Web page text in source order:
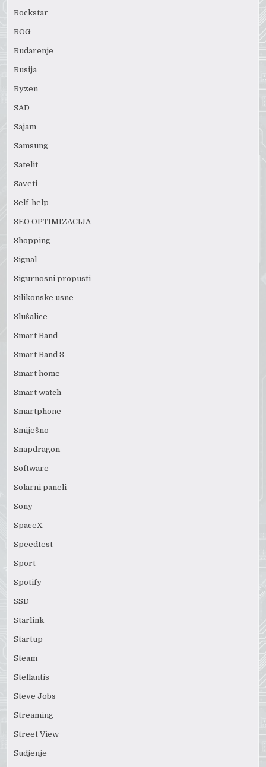
Rockstar
ROG
Rudarenje
Rusija
Ryzen
SAD
Sajam
Samsung
Satelit
Saveti
Self-help
SEO OPTIMIZACIJA
Shopping
Signal
Sigurnosni propusti
Silikonske usne
Slušalice
Smart Band
Smart Band 8
Smart home
Smart watch
Smartphone
Smiješno
Snapdragon
Software
Solarni paneli
Sony
SpaceX
Speedtest
Sport
Spotify
SSD
Starlink
Startup
Steam
Stellantis
Steve Jobs
Streaming
Street View
Sudjenje